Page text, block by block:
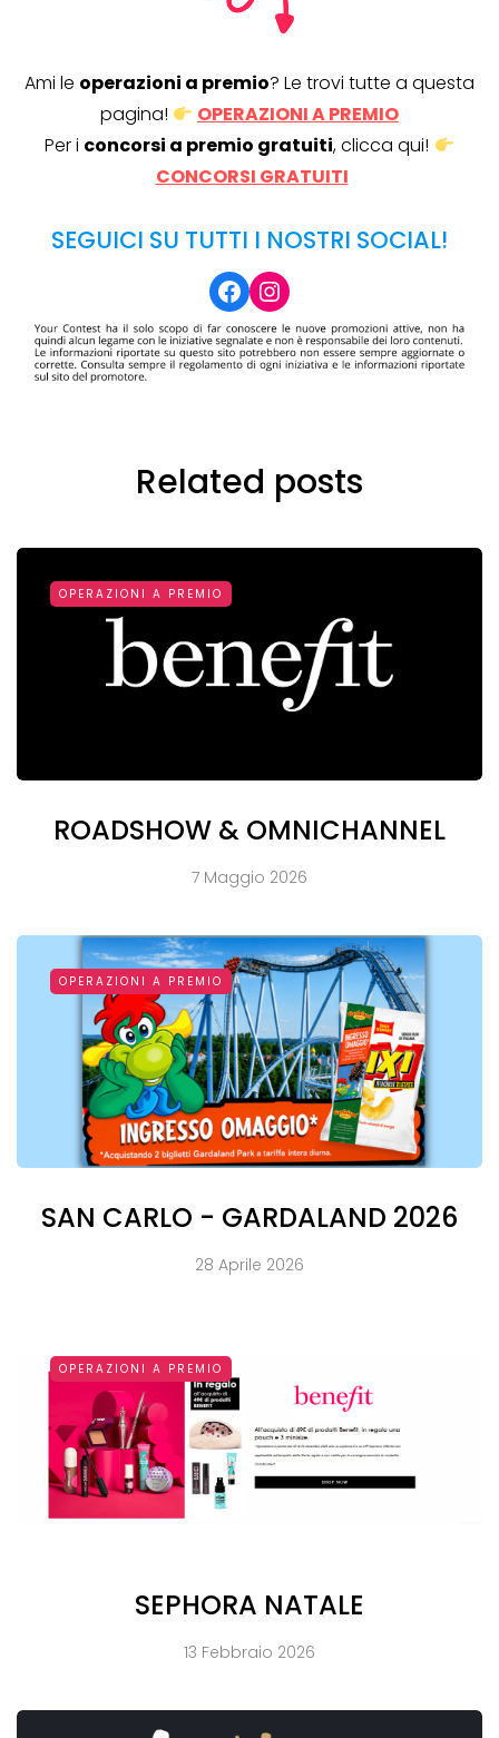
Ami le operazioni a premio? Le trovi tutte a questa
pagina!
OPERAZIONI A PREMIO
Per i concorsi a premio gratuiti, clicca qui!
CONCORSI GRATUITI
SEGUICI SU TUTTI I NOSTRI SOCIAL!
Facebook
Instagram
Related posts
OPERAZIONI A PREMIO
ROADSHOW & OMNICHANNEL
7 Maggio 2026
OPERAZIONI A PREMIO
SAN CARLO - GARDALAND 2026
28 Aprile 2026
OPERAZIONI A PREMIO
SEPHORA NATALE
13 Febbraio 2026